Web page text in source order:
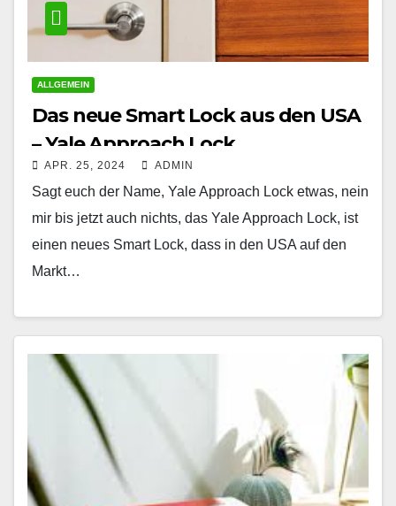
ALLGEMEIN
Das neue Smart Lock aus den USA
– Yale Approach Lock
APR. 25, 2024 ADMIN
Sagt euch der Name, Yale Approach Lock etwas, nein
mir bis jetzt auch nichts, das Yale Approach Lock, ist
einen neues Smart Lock, dass in den USA auf den
Markt…